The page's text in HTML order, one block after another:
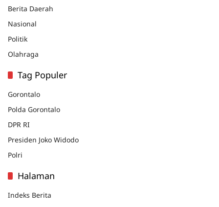
Berita Daerah
Nasional
Politik
Olahraga
Tag Populer
Gorontalo
Polda Gorontalo
DPR RI
Presiden Joko Widodo
Polri
Halaman
Indeks Berita